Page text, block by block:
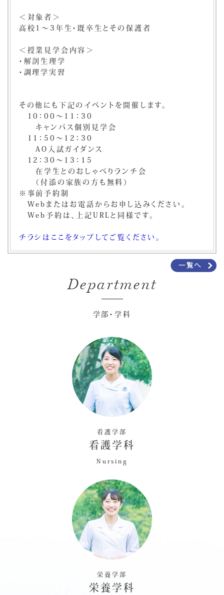
＜対象者＞
高校1～3年生・既卒生とその保護者
＜授業見学会内容＞
・解剖生理学
・調理学実習
その他にも下記のイベントを開催します。
10：00～11：30
キャンパス個別見学会
11：50～12：30
AO入試ガイダンス
12：30～13：15
在学生とのおしゃべりランチ会
（付添の家族の方も無料）
※事前予約制
Webまたはお電話からお申し込みください。
Web予約は、上記URLと同様です。
チラシはここをタップしてご覧ください。
Department
学部・学科
看護学部
看護学科
Nursing
栄養学部
栄養学科